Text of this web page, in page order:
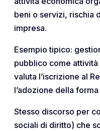
beni o servizi, rischia
impresa.
Esempio tipico:
pubblico come
valuta l’iscrizione al
l’adozione della
Stesso discorso per
sociali di diritto) che